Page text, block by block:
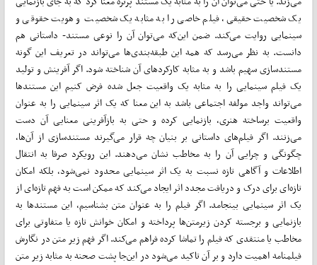
یک شخصیت حقیقی، فیلم خاصی را به مثابه یک شخصیت و هویت حقوقی و
سینمایی روایت می‌کند. ضمن این‌که می‌توان آن را نوعی مستند- داستانی هم
دانست. به نظر می‌رسد که همه این طبقه‌بندی‌ها می‌تواند در تعریف این گونه
مستندسازی سهیم باشد و به مثابه کارکردهای آن شناخته شود. اگر آفرینش و تولید
یک فیلم سینمایی را به مثابه یک واقعیت جعل شده فرض کنیم این مستندها
می‌تواند واجد مولفه اجتماعی باشد به این معنا که یک اثر سینمایی را به عنوان
واقعیت برساخته هنری، بازنمایی کرده و حتی به بازآفرینی معنایی آن دست
می‌زنند. اگر فیلم‌های داستانی بر بنیان چه قرار می‌گیرند مستندسازی از آن‌ها،
چگونگی و چرایی آن را به مخاطب نشان می‌دهند. این رویکرد صرفا به انتقال
اطلاعات و آگاهی تازه نسبت به یک اثر سینمایی محدود نمی‌شود، بلکه امکان
تازه‌ای برای درک و دریافت مجدد اثر ایجاد می‌کند که ممکن است به فهم تازه‌ای از
یک اثر سینمایی بینجامد. اگر فیلم را به عنوان متن بشناسیم، این مستندها به
بازنمایی و برجسته کردن زیرمتن‌ها پرداخته و امکان خوانش تازه یا متفاوتی برای
مخاطب یا منتقدی که فیلم را تماشا کرده فراهم می‌کند. اگر فهم زیر متن در نگارش
فیلمنامه اهمیت دارد و بر آن تاکید می‌شود در این‌جا پشت صحنه به مثابه زیر متن